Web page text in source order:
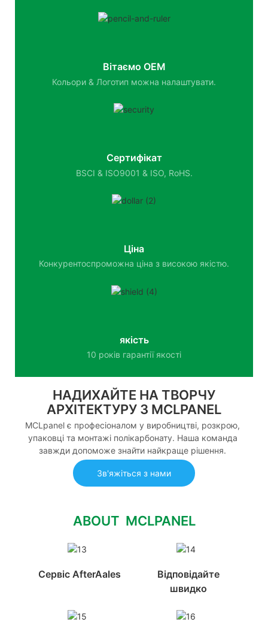
Вітаємо OEM
Кольори & Логотип можна налаштувати.
Сертифікат
BSCI & ISO9001 & ISO, RoHS.
Ціна
Конкурентоспроможна ціна з високою якістю.
якість
10 років гарантії якості
НАДИХАЙТЕ НА ТВОРЧУ
АРХІТЕКТУРУ З MCLPANEL
MCLpanel є професіоналом у виробництві, розкрою,
упаковці та монтажі полікарбонату. Наша команда
завжди допоможе знайти найкраще рішення.
Зв'яжіться з нами
ABOUT MCLPANEL
Сервіс AfterAales
Відповідайте
швидко